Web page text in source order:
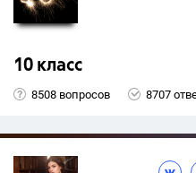
10 класс
8508 вопросов 8707